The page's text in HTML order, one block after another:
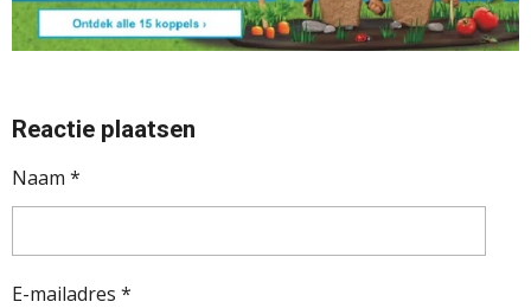
Reactie plaatsen
Naam *
E-mailadres *